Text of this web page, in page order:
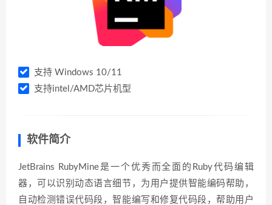
支持 Windows 10/11
支持intel/AMD芯片机型
软件简介
JetBrains RubyMine是一个优秀而全面的Ruby代码编辑
器，可以识别动态语言细节，为用户提供智能编码帮助，
自动检测错误代码段，智能编写和修复代码段，帮助用户